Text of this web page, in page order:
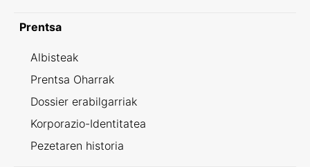
Prentsa
Albisteak
Prentsa Oharrak
Dossier erabilgarriak
Korporazio-Identitatea
Pezetaren historia